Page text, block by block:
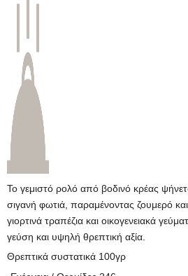
Το γεμιστό ρολό από βοδινό κρέας
σιγανή φωτιά, παραμένοντας ζουμερό
γιορτινά τραπέζια και οικογενειακά
γεύση και υψηλή θρεπτική αξία.
Θρεπτικά συστατικά 100γρ